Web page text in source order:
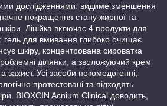
дослідженнями: видиме зменшення
покращення стану жирної та
Лінійка включає 4 продукти для
гель для вмивання глибоко очищає
шкіру, концентрована сироватка
ділянки, а зволожуючий крем
захист. Усі засоби некомедогенні,
протестовані та підходять
BIOXCIN Acnium Clinical доводить,